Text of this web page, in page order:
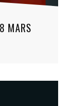
MARS